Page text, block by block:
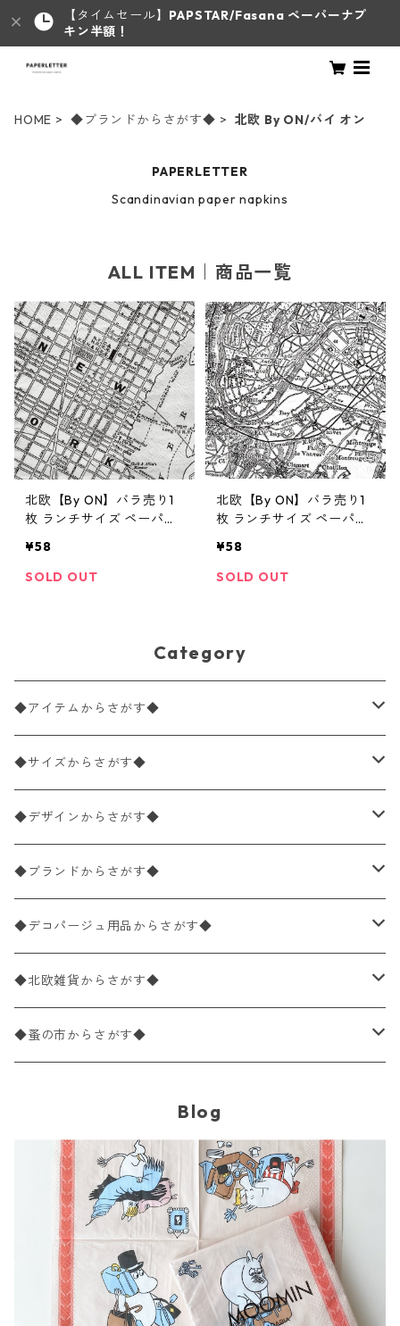
【タイムセール】 PAPSTAR/Fasana ペーパーナプ
キン半額！
HOME ◆ブランドからさがす◆ 北欧 By ON/バイ オン
PAPERLETTER
Scandinavian paper napkins
ALL ITEM｜商品一覧
北欧【By ON】バラ売り1
枚 ランチサイズ ペーパー
ー
¥58
SOLD OUT
北欧【By ON】バラ売り1
枚 ランチサイズ ペーパー
¥58
SOLD OUT
Category
◆アイテムからさがす◆
ペーパーナプキン2枚バラ売り
ペーパーナプキン1枚バラ売り
ペーパーナプキン20枚入りパック
ペーパーナプキン10枚入りパック
ライスペーパー
ペーパーリネンナプキン
ワックスペーパー
デコパージュ用品
シリコンモールド
北欧雑貨
◆サイズからさがす◆
33×33cm（ランチサイズ）
バラ売り
パック売り
25×25cm（カクテルサイズ）
バラ売り
パック売り
40×40cm（ディナーサイズ）
バラ売り
パック売り
21×21cm（ポケットサイズ）
バラ売り
33cm（ラウンド）
◆デザインからさがす◆
花柄
植物・グリーン柄
動物・鳥・昆虫・蝶柄
海・魚柄
食べ物・フルーツ・野菜・ドリンク柄
食器・カトラリー柄
洋服・靴柄
羽根・文具・雑貨柄
◆ブランドからさがす◆
ドイツ製 IHR/イア
ランチサイズ
カクテルサイズ
ドイツ製 Ambiente/アンビエンテ
ランチサイズ
ドイツ製 Paperproducts Design
カクテルサイズ
ランチサイズ
カクテルサイズ
ドイツ製 ti-flair/ティーフレア
ランチサイズ
カクテルサイズ
ドイツ製 PAW/パウ
ランチサイズ
カクテルサイズ
ドイツ製 Daisy/デイジー
ランチサイズ
ドイツ製 Maki/マキ
◆デコパージュ用品からさがす◆
デコパージュ液
デコパージュ下地
デコパージュはさみ
3Dデコパージュ
コーティング液
刺繍枠・フレーム・ディスプレイ用品
◆北欧雑貨からさがす◆
シリコンモールド
ポスター・カレンダー
◆蚤の市からさがす◆
北欧雑貨
デコパージュ用品
Blog